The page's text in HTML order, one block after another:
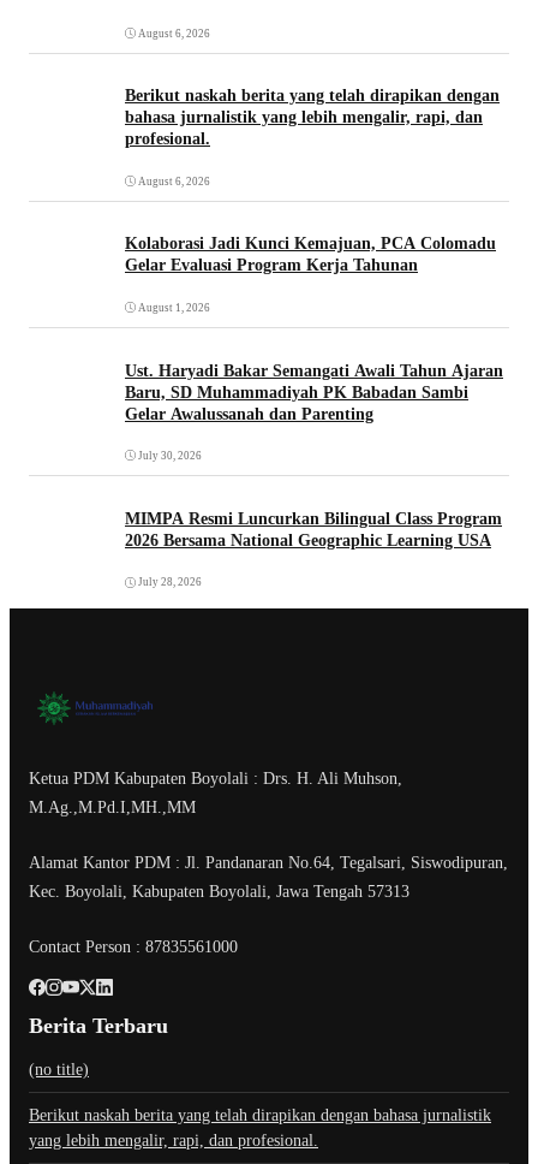
August 6, 2026
Berikut naskah berita yang telah dirapikan dengan
bahasa jurnalistik yang lebih mengalir, rapi, dan
profesional.
August 6, 2026
Kolaborasi Jadi Kunci Kemajuan, PCA Colomadu
Gelar Evaluasi Program Kerja Tahunan
August 1, 2026
Ust. Haryadi Bakar Semangati Awali Tahun Ajaran
Baru, SD Muhammadiyah PK Babadan Sambi
Gelar Awalussanah dan Parenting
July 30, 2026
MIMPA Resmi Luncurkan Bilingual Class Program
2026 Bersama National Geographic Learning USA
July 28, 2026
Ketua PDM Kabupaten Boyolali : Drs. H. Ali Muhson,
M.Ag.,M.Pd.I,MH.,MM
Alamat Kantor PDM : Jl. Pandanaran No.64, Tegalsari, Siswodipuran,
Kec. Boyolali, Kabupaten Boyolali, Jawa Tengah 57313
Contact Person : 87835561000
Berita Terbaru
(no title)
Berikut naskah berita yang telah dirapikan dengan bahasa jurnalistik
yang lebih mengalir, rapi, dan profesional.